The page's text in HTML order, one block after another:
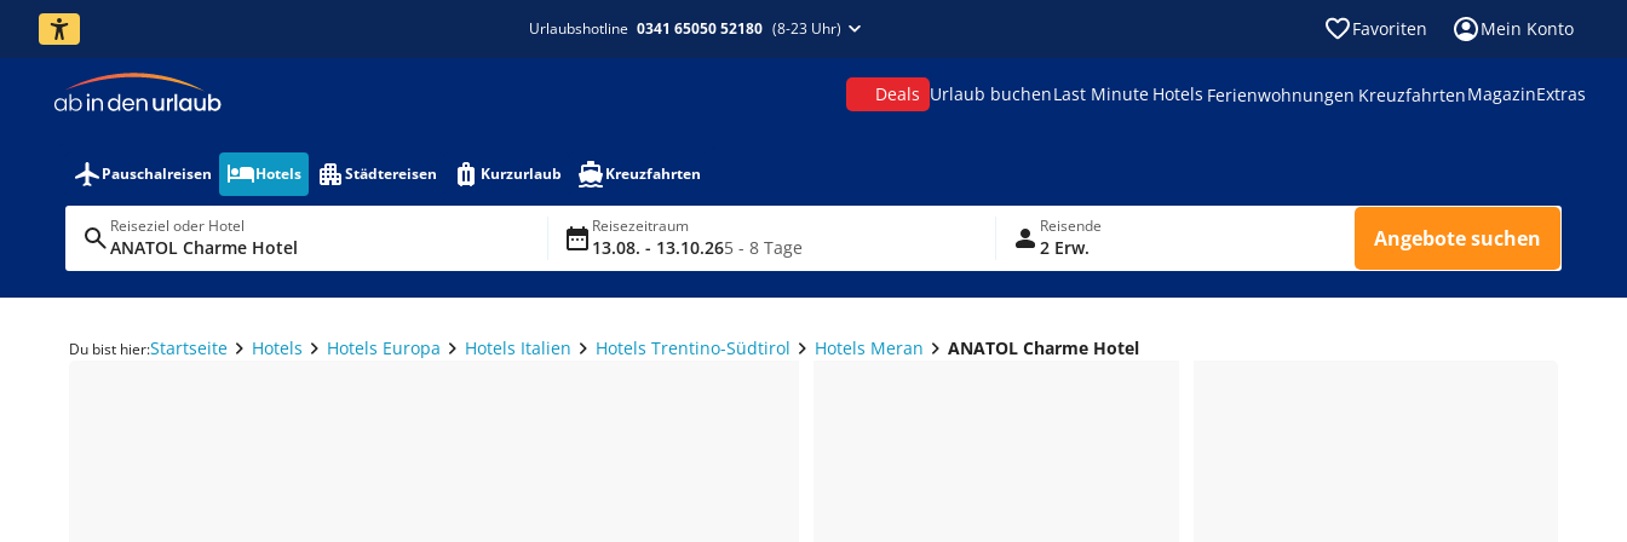
Urlaubshotline 0341 65050 52180 (8-23 Uhr) Favoriten Mein Konto
Deals Urlaub buchenLast Minute Hotels Ferienwohnungen KreuzfahrtenMagazinExtras
Pauschalreisen Hotels Städtereisen Kurzurlaub Kreuzfahrten
Reiseziel oder Hotel
ANATOL Charme Hotel
Reisezeitraum
13.08. - 13.10.265 - 8 Tage
Reisende
2 Erw. Angebote suchen
Du bist hier:Startseite Hotels Hotels Europa Hotels Italien Hotels Trentino-Südtirol Hotels Meran ANATOL Charme Hotel